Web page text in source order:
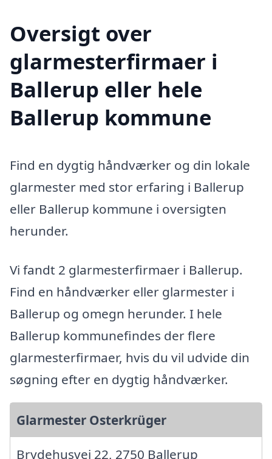
Oversigt over
glarmesterfirmaer i
Ballerup eller hele
Ballerup kommune
Find en dygtig håndværker og din lokale
glarmester med stor erfaring i Ballerup
eller Ballerup kommune i oversigten
herunder.
Vi fandt 2 glarmesterfirmaer i Ballerup.
Find en håndværker eller glarmester i
Ballerup og omegn herunder. I hele
Ballerup kommunefindes der flere
glarmesterfirmaer, hvis du vil udvide din
søgning efter en dygtig håndværker.
Glarmester Osterkrüger
Brydehusvej 22, 2750 Ballerup